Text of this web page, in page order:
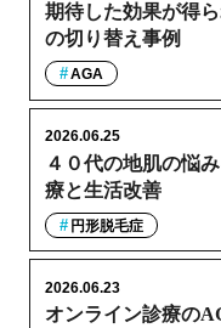
期待した効果が得
の切り替え事例
AGA
４０代の地肌の悩
療と生活改善
2026.06.25
円形脱毛症
オンライン診療の
2026.06.23